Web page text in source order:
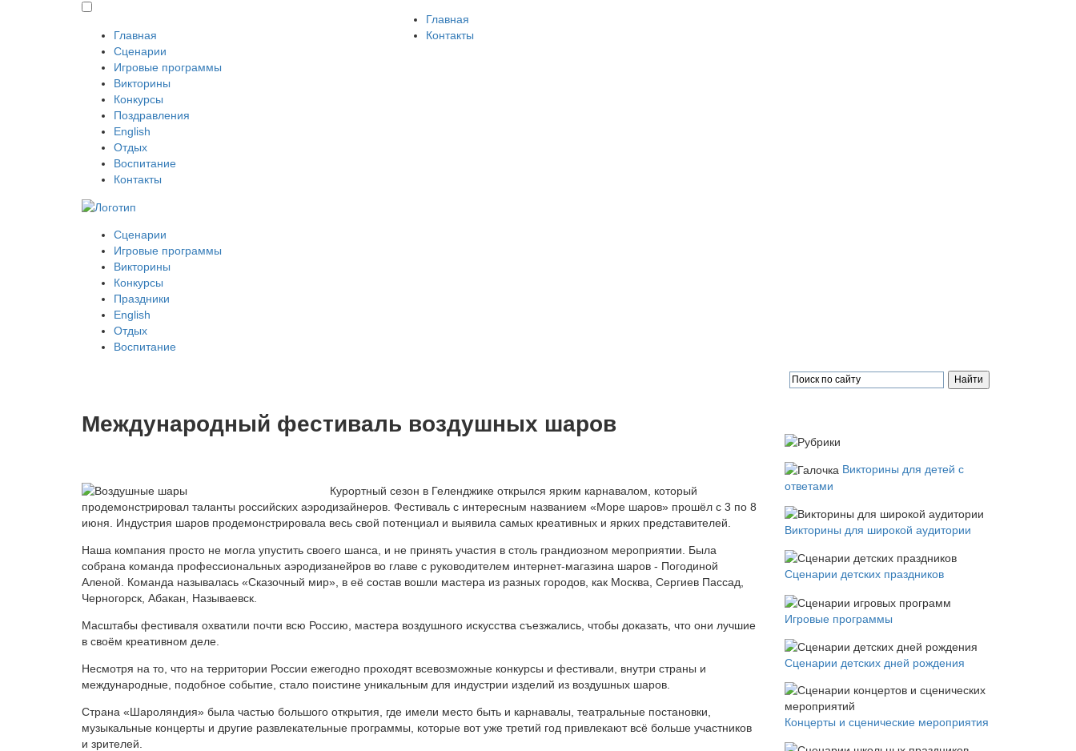
Главная
Сценарии
Игровые программы
Викторины
Конкурсы
Поздравления
English
Отдых
Воспитание
Контакты
Главная
Контакты
Сценарии
Игровые программы
Викторины
Конкурсы
Праздники
English
Отдых
Воспитание
Международный фестиваль воздушных шаров
Курортный сезон в Геленджике открылся ярким карнавалом, который
продемонстрировал таланты российских аэродизайнеров. Фестиваль с интересным названием «Море шаров» прошёл с 3 по 8
июня. Индустрия шаров продемонстрировала весь свой потенциал и выявила самых креативных и ярких представителей.
Наша компания просто не могла упустить своего шанса, и не принять участия в столь грандиозном мероприятии. Была
собрана команда профессиональных аэродизанейров во главе с руководителем интернет-магазина шаров - Погодиной
Аленой. Команда называлась «Сказочный мир», в её состав вошли мастера из разных городов, как Москва, Сергиев Пассад,
Черногорск, Абакан, Называевск.
Масштабы фестиваля охватили почти всю Россию, мастера воздушного искусства съезжались, чтобы доказать, что они лучшие
в своём креативном деле.
Несмотря на то, что на территории России ежегодно проходят всевозможные конкурсы и фестивали, внутри страны и
международные, подобное событие, стало поистине уникальным для индустрии изделий из воздушных шаров.
Страна «Шароляндия» была частью большого открытия, где имели место быть и карнавалы, театральные постановки,
музыкальные концерты и другие развлекательные программы, которые вот уже третий год привлекают всё больше участников
и зрителей.
Викторины для детей с
ответами
Викторины для широкой аудитории
Сценарии детских праздников
Игровые программы
Сценарии детских дней рождения
Концерты и сценические мероприятия